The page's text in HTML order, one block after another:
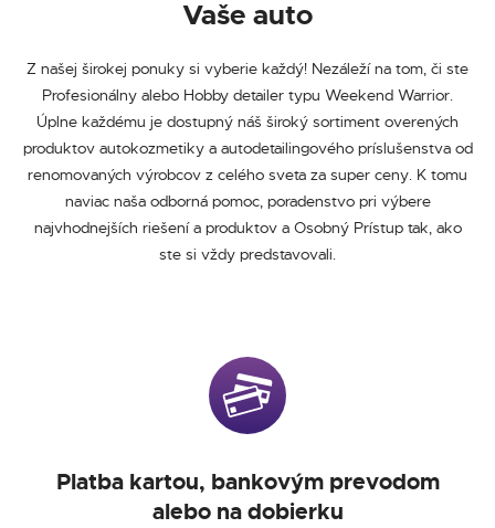
Vaše auto
Z našej širokej ponuky si vyberie každý! Nezáleží na tom, či ste
Profesionálny alebo Hobby detailer typu Weekend Warrior.
Úplne každému je dostupný náš široký sortiment overených
produktov autokozmetiky a autodetailingového príslušenstva od
renomovaných výrobcov z celého sveta za super ceny. K tomu
naviac naša odborná pomoc, poradenstvo pri výbere
najvhodnejších riešení a produktov a Osobný Prístup tak, ako
ste si vždy predstavovali.
Platba kartou, bankovým prevodom
alebo na dobierku